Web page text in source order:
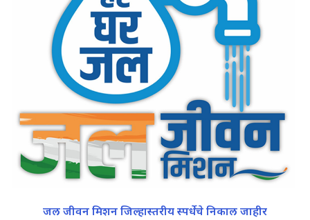
जल जीवन मिशन जिल्हास्तरीय स्पर्धेचे निकाल जाहीर